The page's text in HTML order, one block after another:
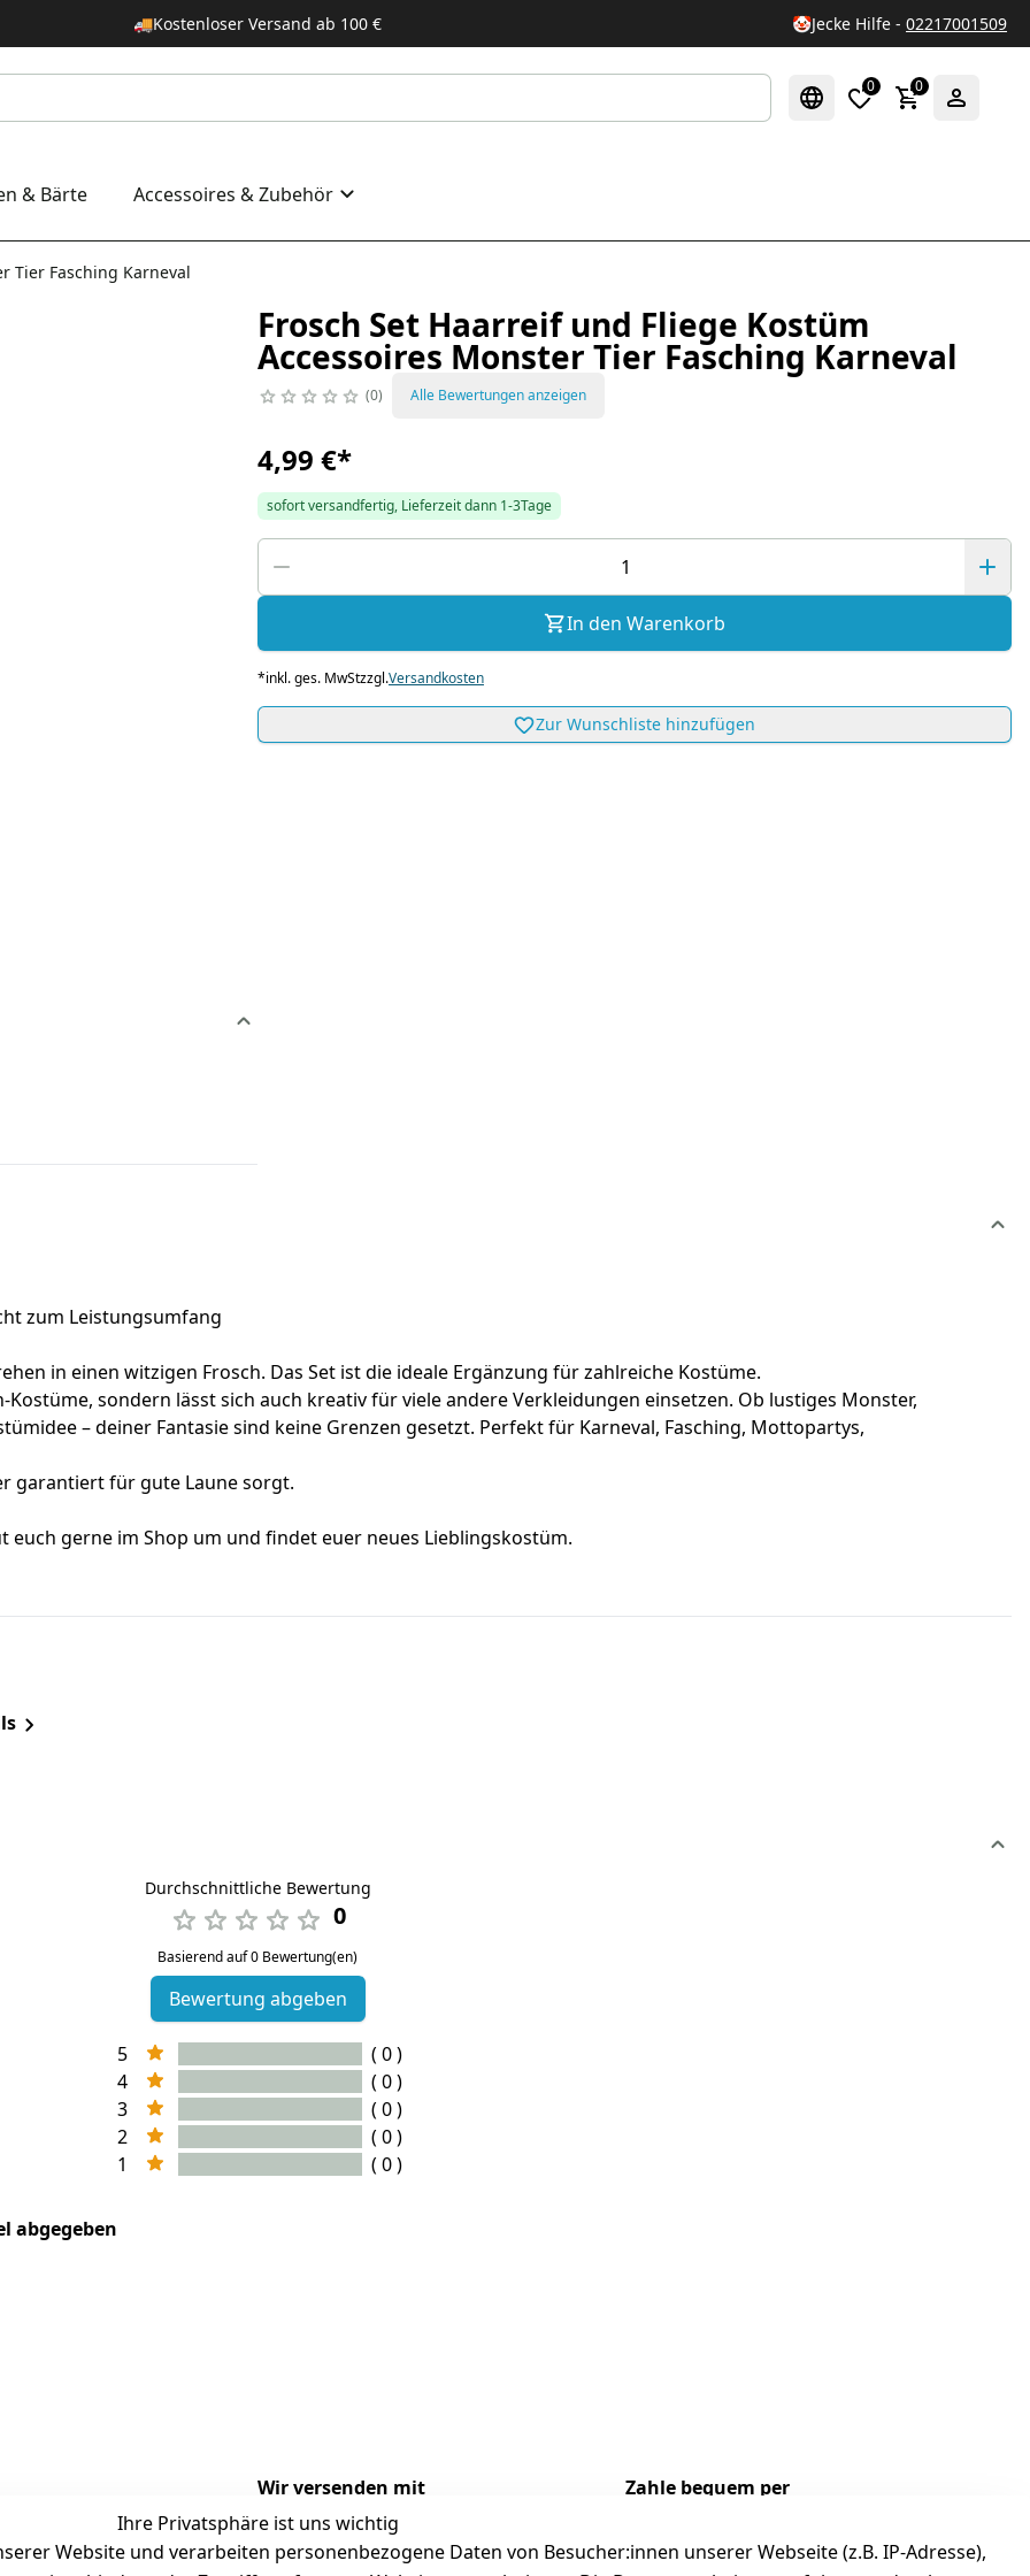
🚚Kostenloser Versand ab 100 € 🤡Jecke Hilfe -02217001509
0 0
& Bärte Accessoires & Zubehör
Tier Fasching Karneval
Frosch Set Haarreif und Fliege Kostüm
Accessoires Monster Tier Fasching Karneval
0 Alle Bewertungen anzeigen
4,99 €*
sofort versandfertig, Lieferzeit dann 1-3Tage
In den Warenkorb
*inkl. ges. MwStzzgl.Versandkosten
Zur Wunschliste hinzufügen
zum Leistungsumfang
in einen witzigen Frosch. Das Set ist die ideale Ergänzung für zahlreiche Kostüme.
sondern lässt sich auch kreativ für viele andere Verkleidungen einsetzen. Ob lustiges Monster,
– deiner Fantasie sind keine Grenzen gesetzt. Perfekt für Karneval, Fasching, Mottopartys,
garantiert für gute Laune sorgt.
euch gerne im Shop um und findet euer neues Lieblingskostüm.
Durchschnittliche Bewertung
0
Basierend auf 0 Bewertung(en)
Bewertung abgeben
5
( 0 )
4
( 0 )
3
( 0 )
2
( 0 )
1
( 0 )
abgegeben
Ihre Privatsphäre ist uns wichtig
Website und verarbeiten personenbezogene Daten von Besucher:innen unserer Webseite (z.B. IP-Adresse),
Wir versenden mit Zahle bequem per